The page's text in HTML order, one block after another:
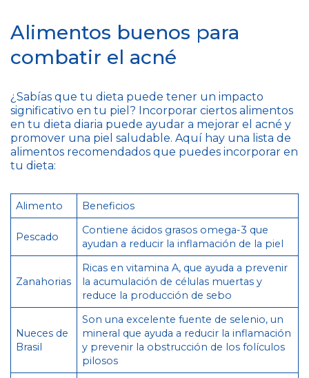
Alimentos buenos para
combatir el acné
¿Sabías que tu dieta puede tener un impacto
significativo en tu piel? Incorporar ciertos alimentos
en tu dieta diaria puede ayudar a mejorar el acné y
promover una piel saludable. Aquí hay una lista de
alimentos recomendados que puedes incorporar en
tu dieta:
Alimento Beneficios
Pescado
Contiene ácidos grasos omega-3 que
ayudan a reducir la inflamación de la piel
Zanahorias
Ricas en vitamina A, que ayuda a prevenir
la acumulación de células muertas y
reduce la producción de sebo
Nueces de
Brasil
Son una excelente fuente de selenio, un
mineral que ayuda a reducir la inflamación
y prevenir la obstrucción de los folículos
pilosos